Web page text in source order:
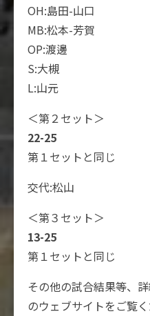
OH:島田-山口
MB:松本-芳賀
OP:渡邊
S:大槻
L:山元
＜第２セット＞
22-25
第１セットと同じ
交代:松山
＜第３セット＞
13-25
第１セットと同じ
その他の試合結果等、
のウェブサイトをご覧く